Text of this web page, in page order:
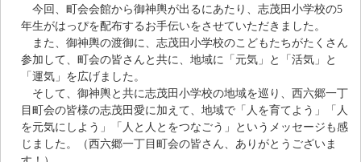
今回、町会会館から御神輿が出るにあたり、志茂田小学校の5
年生がはっぴを配布するお手伝いをさせていただきました。
また、御神輿の渡御に、志茂田小学校のこどもたちがたくさん
参加して、町会の皆さんと共に、地域に「元気」と「活気」と
「運気」を広げました。
そして、御神輿と共に志茂田小学校の地域を巡り、西六郷一丁
目町会の皆様の志茂田愛に加えて、地域で「人を育てよう」「人
を元気にしよう」「人と人とをつなごう」というメッセージも感
じました。（西六郷一丁目町会の皆さん、ありがとうございま